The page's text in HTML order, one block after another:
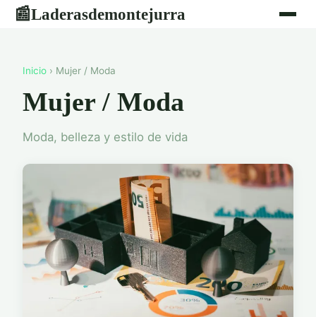
📰Laderasdemontejurra
Inicio › Mujer / Moda
Mujer / Moda
Moda, belleza y estilo de vida